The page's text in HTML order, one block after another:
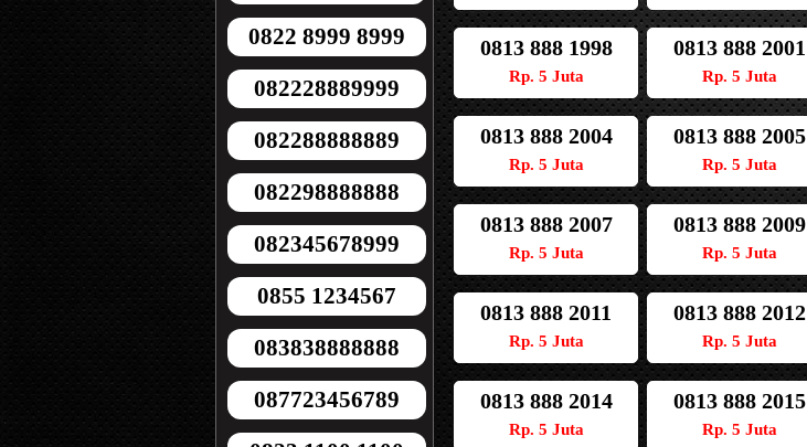
0822 8999 8999
082228889999
082288888889
082298888888
082345678999
0855 1234567
083838888888
087723456789
0813 888 1998
Rp. 5 Juta
0813 888 2001
Rp. 5 Juta
0813 888 2004
Rp. 5 Juta
0813 888 2005
Rp. 5 Juta
0813 888 2007
Rp. 5 Juta
0813 888 2009
Rp. 5 Juta
0813 888 2011
Rp. 5 Juta
0813 888 2012
Rp. 5 Juta
0813 888 2014
Rp. 5 Juta
0813 888 2015
Rp. 5 Juta